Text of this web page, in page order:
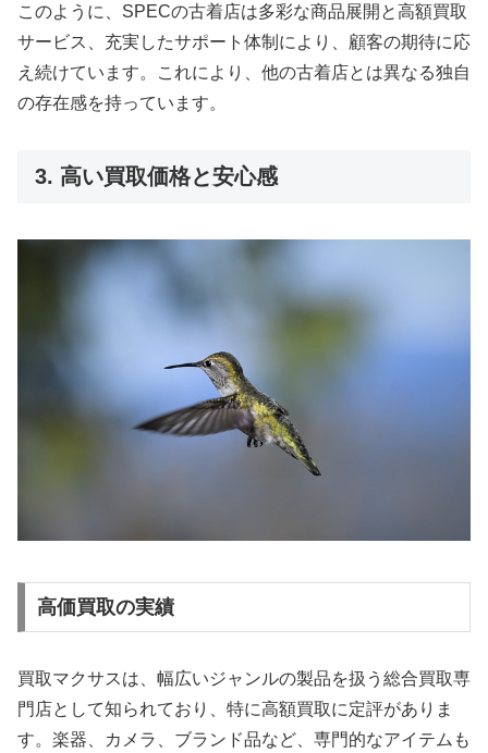
このように、SPECの古着店は多彩な商品展開と高額買取
サービス、充実したサポート体制により、顧客の期待に応
え続けています。これにより、他の古着店とは異なる独自
の存在感を持っています。
3. 高い買取価格と安心感
高価買取の実績
買取マクサスは、幅広いジャンルの製品を扱う総合買取専
門店として知られており、特に高額買取に定評がありま
す。楽器、カメラ、ブランド品など、専門的なアイテムも